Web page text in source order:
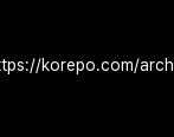
korepo.com/